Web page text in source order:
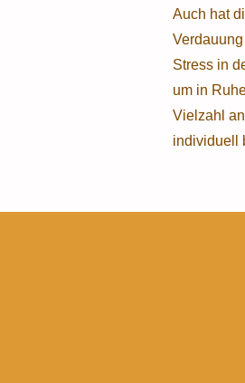
Auch hat
Stress in
um in
Vielzahl
individuell